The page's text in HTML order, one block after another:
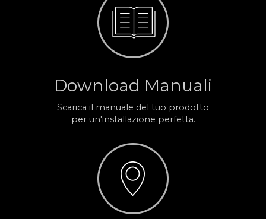
Download Manuali
Scarica il manuale del tuo prodotto
per un'installazione perfetta.